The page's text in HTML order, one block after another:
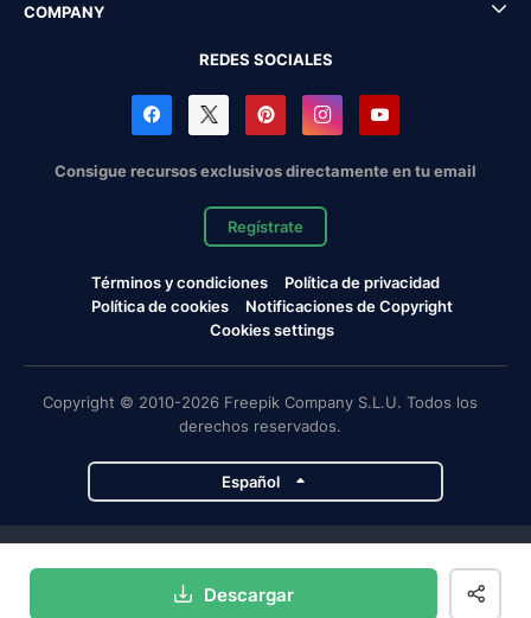
Descargar
COMPANY
REDES SOCIALES
Consigue recursos exclusivos directamente en tu email
Regístrate
Términos y condiciones
Política de privacidad
Política de cookies
Notificaciones de Copyright
Cookies settings
Copyright © 2010-2026 Freepik Company S.L.U. Todos los
derechos reservados.
Español
Magnific Flaticon